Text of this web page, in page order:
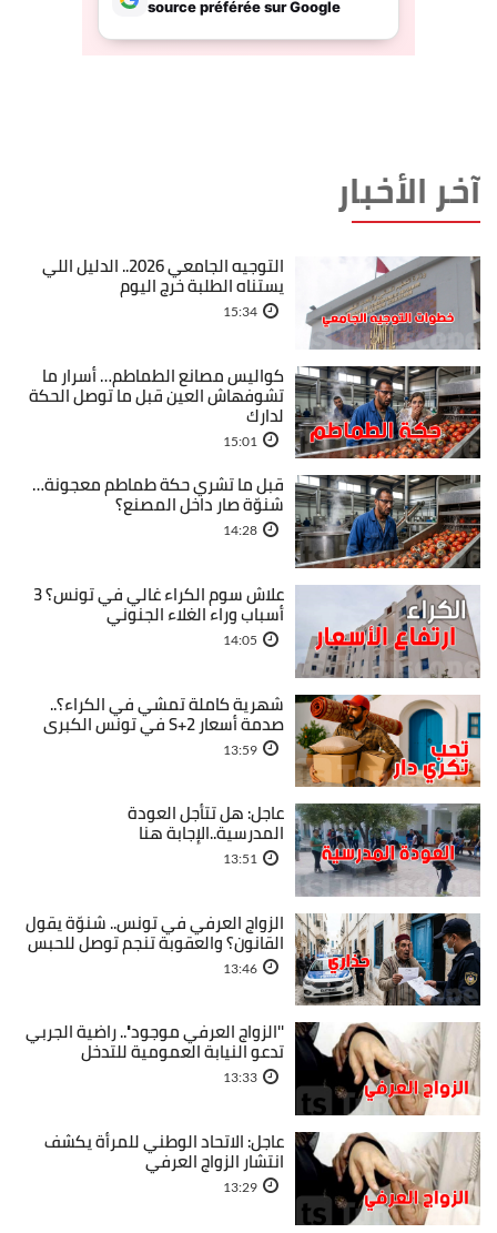
آخر الأخبار
التوجيه الجامعي 2026.. الدليل اللي
يستناه الطلبة خرج اليوم
15:34
كواليس مصانع الطماطم… أسرار ما
تشوفهاش العين قبل ما توصل الحكة
لدارك
15:01
قبل ما تشري حكة طماطم معجونة…
شنوّة صار داخل المصنع؟
14:28
علاش سوم الكراء غالي في تونس؟ 3
أسباب وراء الغلاء الجنوني
14:05
شهرية كاملة تمشي في الكراء؟..
صدمة أسعار S+2 في تونس الكبرى
13:59
عاجل: هل تتأجل العودة
المدرسية..الإجابة هنا
13:51
الزواج العرفي في تونس.. شنوّة يقول
القانون؟ والعقوبة تنجم توصل للحبس
13:46
''الزواج العرفي موجود''.. راضية الجربي
تدعو النيابة العمومية للتدخل
13:33
عاجل: الاتحاد الوطني للمرأة يكشف
انتشار الزواج العرفي
13:29